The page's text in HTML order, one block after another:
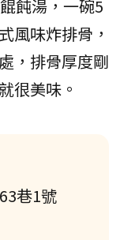
飩湯，一碗5
風味炸排骨，
，排骨厚度剛
很美味。
巷1號